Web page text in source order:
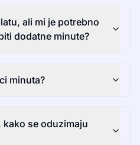
ali mi je potrebno
dodatne minute?
minuta?
kako se oduzimaju